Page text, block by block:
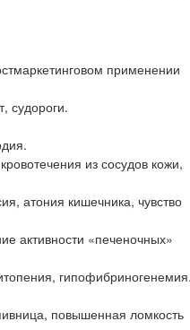
применении
судороги.
из сосудов кожи,
атония кишечника, чувство
активности «печеночных»
гипофибриногенемия.
повышенная ломкость